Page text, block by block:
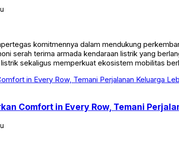
komitmennya dalam mendukung
serah terima armada kendaraan listrik yang
sekaligus memperkuat ekosistem mobilitas
Comfort in Every Row, Temani